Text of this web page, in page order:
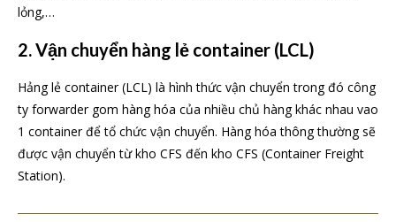
lỏng,…
2. Vận chuyển hàng lẻ container (LCL)
Hảng lẻ container (LCL) là hình thức vận chuyển trong đó công
ty forwarder gom hàng hóa của nhiều chủ hàng khác nhau vao
1 container để tổ chức vận chuyển. Hàng hóa thông thường sẽ
được vận chuyển từ kho CFS đến kho CFS (Container Freight
Station).